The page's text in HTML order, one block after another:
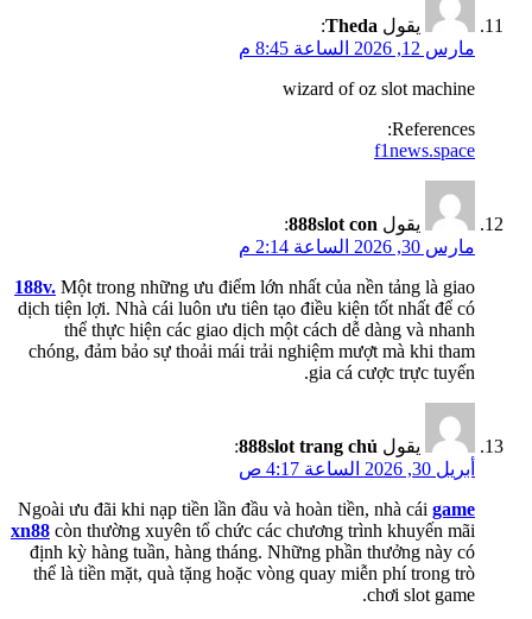
يقول Theda
:
مارس 12, 2026 الساعة 8:45 م
wizard of oz slot machine
References:
f1news.space
يقول 888slot con
:
مارس 30, 2026 الساعة 2:14 م
188v. Một trong những ưu điểm lớn nhất của nền tảng là giao
dịch tiện lợi. Nhà cái luôn ưu tiên tạo điều kiện tốt nhất để có
thể thực hiện các giao dịch một cách dễ dàng và nhanh
chóng, đảm bảo sự thoải mái trải nghiệm mượt mà khi tham
gia cá cược trực tuyến.
يقول 888slot trang chủ
:
أبريل 30, 2026 الساعة 4:17 ص
Ngoài ưu đãi khi nạp tiền lần đầu và hoàn tiền, nhà cái game
xn88 còn thường xuyên tổ chức các chương trình khuyến mãi
định kỳ hàng tuần, hàng tháng. Những phần thưởng này có
thể là tiền mặt, quà tặng hoặc vòng quay miễn phí trong trò
chơi slot game.